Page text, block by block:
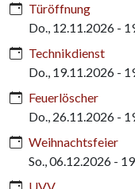
Türöffnung
Do., 12.11.2026 -
Technikdienst
Do., 19.11.2026 -
Feuerlöscher
Do., 26.11.2026 -
Weihnachtsfeier
So., 06.12.2026 -